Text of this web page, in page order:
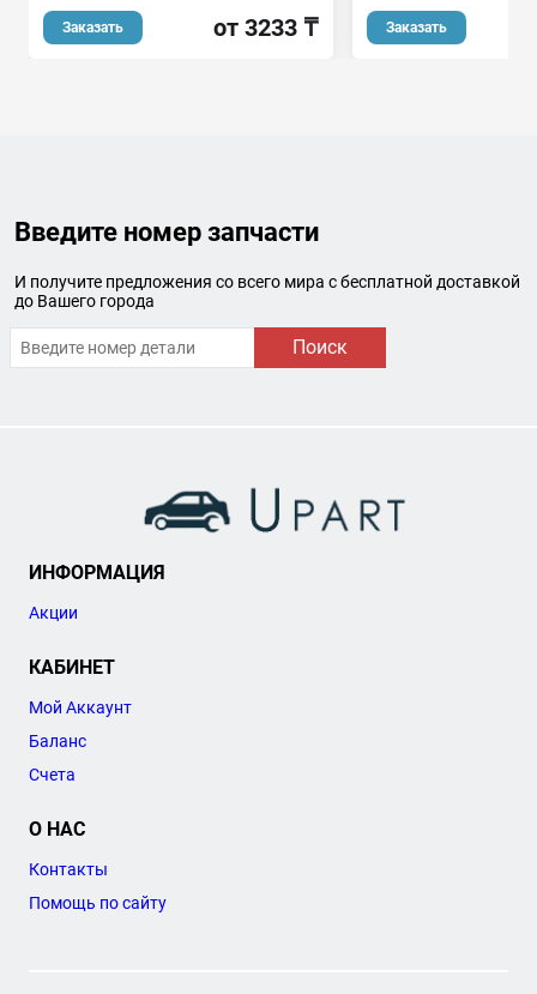
Заказать от 3233 ₸ Заказать
Введите номер запчасти
И получите предложения со всего мира с бесплатной доставкой
до Вашего города
Поиск
ИНФОРМАЦИЯ
Акции
КАБИНЕТ
Мой Аккаунт
Баланс
Счета
О НАС
Контакты
Помощь по сайту